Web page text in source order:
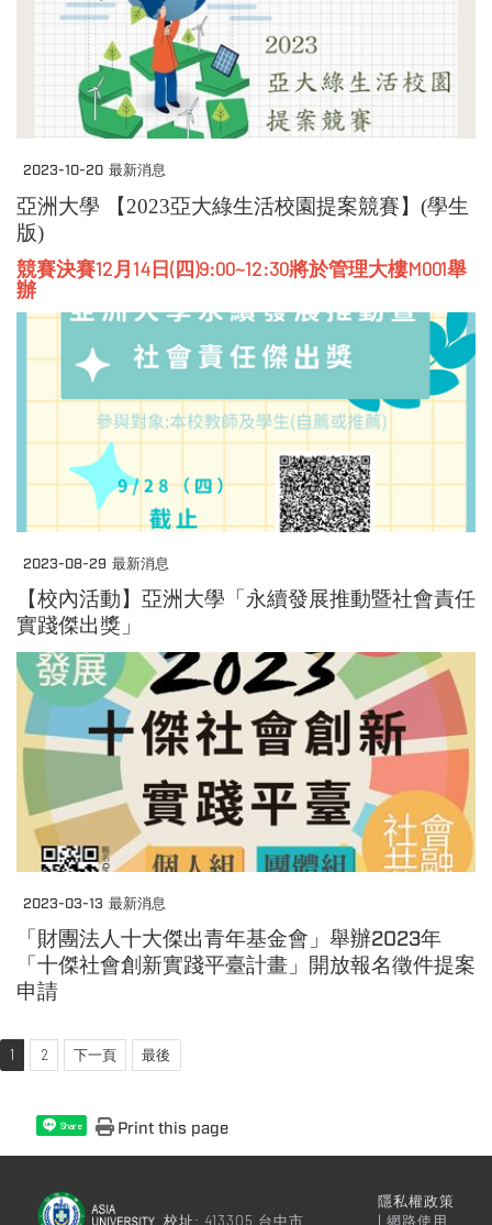
2023-10-20 最新消息
亞洲大學 【2023亞大綠生活校園提案競賽】(學生
版)
競賽決賽12月14日(四)9:00~12:30將於管理大樓M001舉
辦
2023-08-29 最新消息
【校內活動】亞洲大學「永續發展推動暨社會責任
實踐傑出獎」
2023-03-13 最新消息
「財團法人十大傑出青年基金會」舉辦2023年
「十傑社會創新實踐平臺計畫」開放報名徵件提案
申請
1 2 下一頁 最後
Share Print this page
校址: 413305 台中市
隱私權政策
| 網路使用